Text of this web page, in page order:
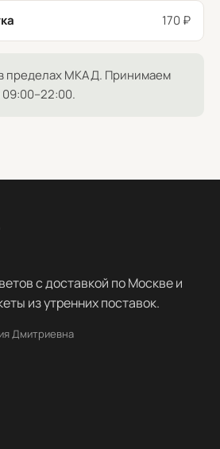
170 ₽
пределах МКАД. Принимаем
с доставкой по Москве и
из утренних поставок.
Дмитриевна